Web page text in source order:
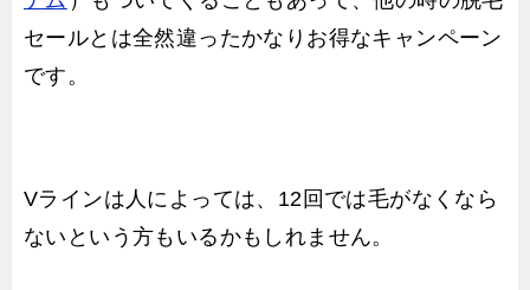
セールとは全然違ったかなりお得なキャンペーン
です。
Vラインは人によっては、12回では毛がなくなら
ないという方もいるかもしれません。